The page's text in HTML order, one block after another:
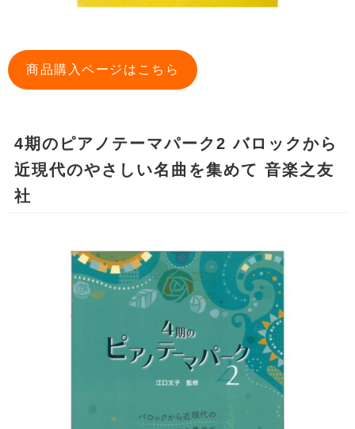
商品購入ページはこちら
4期のピアノテーマパーク2 バロックから
近現代のやさしい名曲を集めて 音楽之友
社